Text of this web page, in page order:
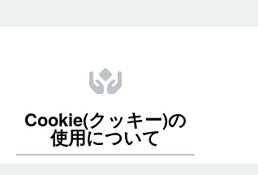
Cookie(クッキー)の
使用について